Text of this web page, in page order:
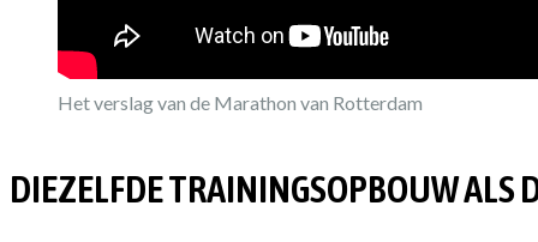
Het verslag van de Marathon van Rotterdam
DIEZELFDE TRAININGSOPBOUW ALS